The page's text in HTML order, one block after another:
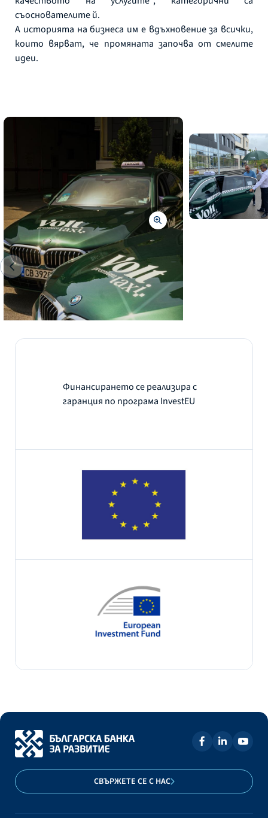
съоснователите й.
А историята на бизнеса им е вдъхновение за всички,
които вярват, че промяната започва от смелите
идеи.
Финансирането се реализира с
гаранция по програма InvestEU
СВЪРЖЕТЕ СЕ С НАС